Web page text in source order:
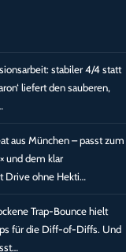
stabiler 4/4 statt
liefert den sauberen,
aus München – passt zum
und dem klar
Drive ohne Hekti…
Trap-Bounce hielt
für die Diff-of-Diffs. Und